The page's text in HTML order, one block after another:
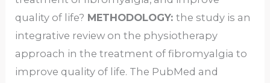
quality of life? METHODOLOGY:the study is an
integrative review on the physiotherapy
approach in the treatment of fibromyalgia to
improve quality of life. The PubMed and